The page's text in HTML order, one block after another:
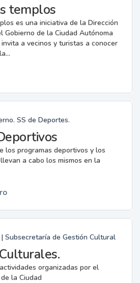
templos
es una iniciativa de la Dirección
Gobierno de la Ciudad Autónoma
a vecinos y turistas a conocer
SS de Deportes.
los programas deportivos y los
a cabo los mismos en la
Subsecretaría de Gestión Cultural
organizadas por el
la Ciudad